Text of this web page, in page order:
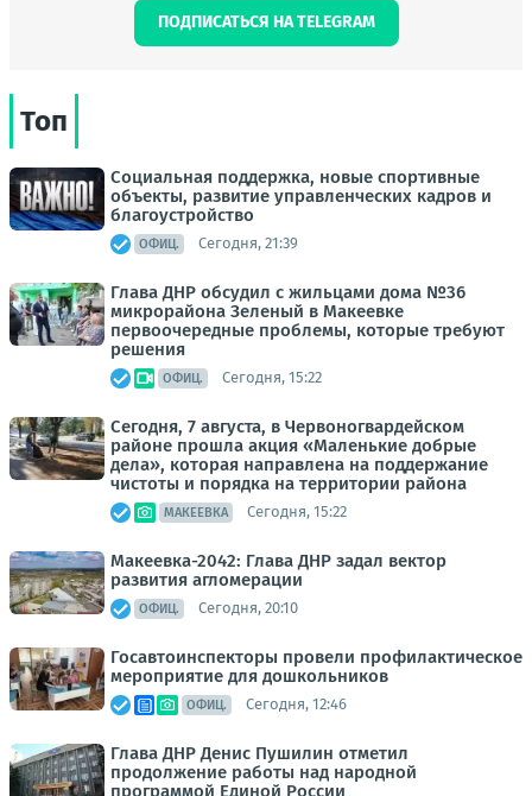
ПОДПИСАТЬСЯ НА TELEGRAM
Топ
Социальная поддержка, новые спортивные
объекты, развитие управленческих кадров и
благоустройство
ОФИЦ. Сегодня, 21:39
Глава ДНР обсудил с жильцами дома №36
микрорайона Зеленый в Макеевке
первоочередные проблемы, которые требуют
решения
ОФИЦ. Сегодня, 15:22
Сегодня, 7 августа, в Червоногвардейском
районе прошла акция «Маленькие добрые
дела», которая направлена на поддержание
чистоты и порядка на территории района
МАКЕЕВКА Сегодня, 15:22
Макеевка-2042: Глава ДНР задал вектор
развития агломерации
ОФИЦ. Сегодня, 20:10
Госавтоинспекторы провели профилактическое
мероприятие для дошкольников
ОФИЦ. Сегодня, 12:46
Глава ДНР Денис Пушилин отметил
продолжение работы над народной
программой Единой России